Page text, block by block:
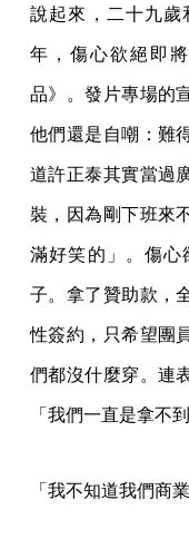
說起來，二十九歲
年，傷心欲絕即
品》。發片專場的
他們還是自嘲：難
道許正泰其實當過
裝，因為剛下班來
滿好笑的」。傷心
子。拿了贊助款，
性簽約，只希望團
們都沒什麼穿。連
「我們一直是拿不
「我不知道我們商